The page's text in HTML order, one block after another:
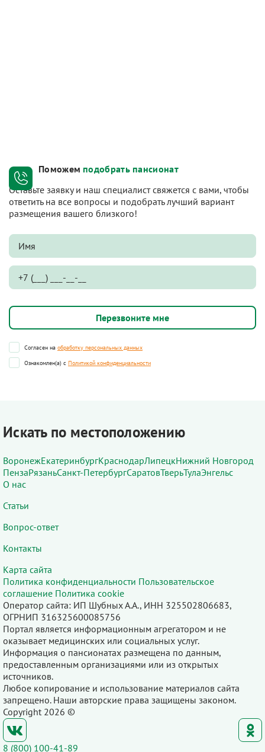
Поможем подобрать пансионат
Оставьте заявку и наш специалист свяжется с вами, чтобы
ответить на все вопросы и подобрать лучший вариант
размещения вашего близкого!
Согласен на обработку персональных данных
Ознакомлен(а) с Политикой конфиденциальности
Искать по местоположению
ВоронежЕкатеринбургКраснодарЛипецкНижний Новгород
ПензаРязаньСанкт-ПетербургСаратовТверьТулаЭнгельс
О нас
Статьи
Вопрос-ответ
Контакты
Карта сайта
Политика конфиденциальности Пользовательское
соглашение Политика cookie
Оператор сайта: ИП Шубных А.А., ИНН 325502806683,
ОГРНИП 316325600085756
Портал является информационным агрегатором и не
оказывает медицинских или социальных услуг.
Информация о пансионатах размещена по данным,
предоставленным организациями или из открытых
источников.
Любое копирование и использование материалов сайта
запрещено. Наши авторские права защищены законом.
Copyright 2026 ©
8 (800) 100-41-89